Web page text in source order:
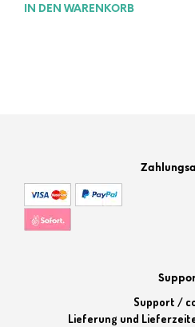
IN DEN WARENKORB
Support /
Lieferung und